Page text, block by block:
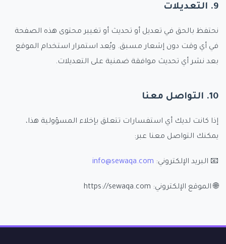
9. التعديلات
نحتفظ بالحق في تعديل أو تحديث أو تغيير محتوى هذه الصفحة
في أي وقت دون إشعار مسبق. ويُعد استمرار استخدام الموقع
بعد نشر أي تحديث موافقة ضمنية على التعديلات.
10. التواصل معنا
إذا كانت لديك أي استفسارات تتعلق بإخلاء المسؤولية هذا،
يمكنك التواصل معنا عبر:
📧 البريد الإلكتروني: info@sewaqa.com
🌐 الموقع الإلكتروني: https://sewaqa.com